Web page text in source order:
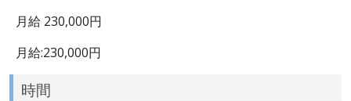
月給 230,000円
月給:230,000円
時間